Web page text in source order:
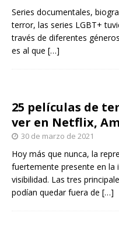
Series documentales,
terror, las series LGBT+
través de diferentes
es al que […]
25 películas de
ver en Netflix,
30 de marzo de 2021
Hoy más que nunca, la
fuertemente presente en la
visibilidad. Las tres
podían quedar fuera de […]